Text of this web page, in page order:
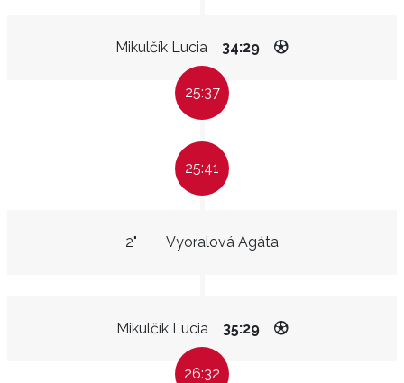
Mikulčík Lucia 34:29
25:37
25:41
Vyoralová Agáta
2"
Mikulčík Lucia 35:29
26:32